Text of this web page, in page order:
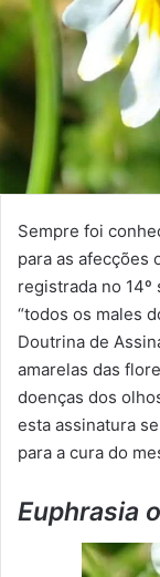
Sempre foi
para as afecções
registrada no
“todos os males
Doutrina de
amarelas das
doenças dos
esta assinatura
para a cura do
Euphrasia